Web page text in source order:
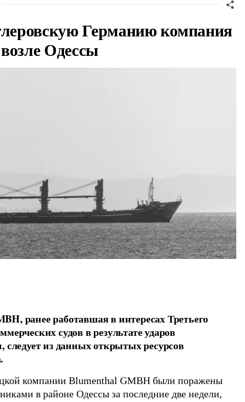
Германию компания
Одессы
ранее работавшая в интересах Третьего
судов в результате ударов
из данных открытых ресурсов
компании Blumenthal GMBH были поражены
в районе Одессы за последние две недели,